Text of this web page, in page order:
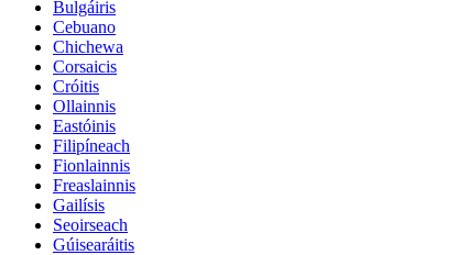
Bulgáiris
Cebuano
Chichewa
Corsaicis
Cróitis
Ollainnis
Eastóinis
Filipíneach
Fionlainnis
Freaslainnis
Gailísis
Seoirseach
Gúisearáitis